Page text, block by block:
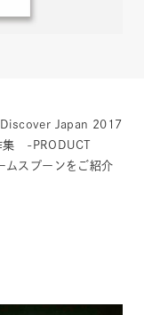
Discover Japan 2017
集 -PRODUCT
ムスプーンをご紹介